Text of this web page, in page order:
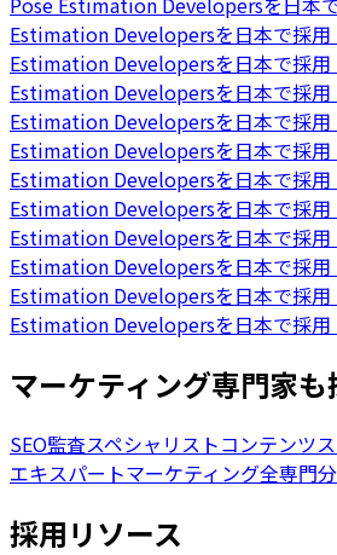
Estimation Developersを日本で採用
Estimation Developersを日本で採用
Estimation Developersを日本で採用
Estimation Developersを日本で採用
Estimation Developersを日本で採用
Estimation Developersを日本で採用
Estimation Developersを日本で採用
Estimation Developersを日本で採用
Estimation Developersを日本で採用
Estimation Developersを日本で採用
Estimation Developersを日本で採用
マーケティング専門家も
SEO監査スペシャリストコンテンツ
エキスパートマーケティング全専門
採用リソース